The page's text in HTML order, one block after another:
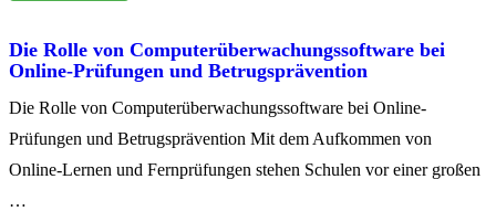
Die Rolle von Computerüberwachungssoftware bei
Online-Prüfungen und Betrugsprävention
Die Rolle von Computerüberwachungssoftware bei Online-
Prüfungen und Betrugsprävention Mit dem Aufkommen von
Online-Lernen und Fernprüfungen stehen Schulen vor einer großen
…